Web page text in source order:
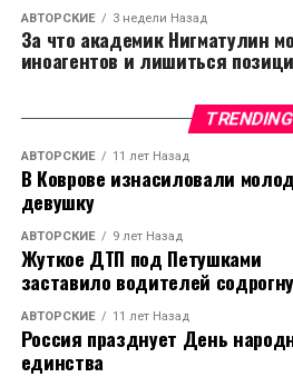
АВТОРСКИЕ 3 недели Назад
За что академик Нигматулин
иноагентов и лишиться
TRENDING
АВТОРСКИЕ 11 лет Назад
В Коврове изнасиловали
девушку
АВТОРСКИЕ 9 лет Назад
Жуткое ДТП под Петушками
заставило водителей
АВТОРСКИЕ 11 лет Назад
Россия празднует День
единства